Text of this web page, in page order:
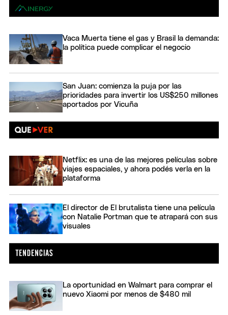
Vaca Muerta tiene el gas y Brasil la demanda:
la política puede complicar el negocio
San Juan: comienza la puja por las
prioridades para invertir los US$250 millones
aportados por Vicuña
Netflix: es una de las mejores películas sobre
viajes espaciales, y ahora podés verla en la
plataforma
El director de El brutalista tiene una película
con Natalie Portman que te atrapará con sus
visuales
La oportunidad en Walmart para comprar el
nuevo Xiaomi por menos de $480 mil